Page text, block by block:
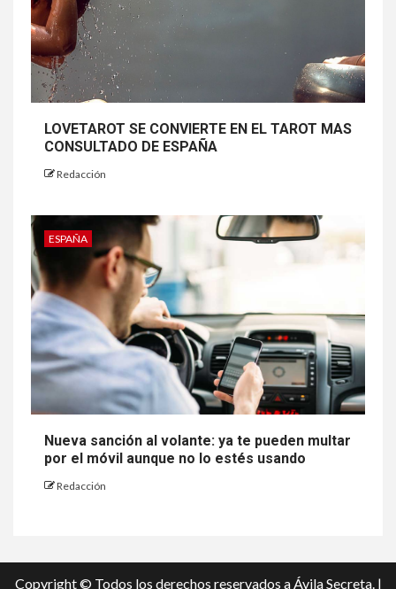
LOVETAROT SE CONVIERTE EN EL TAROT MAS
CONSULTADO DE ESPAÑA
Redacción
ESPAÑA
Nueva sanción al volante: ya te pueden multar
por el móvil aunque no lo estés usando
Redacción
Copyright © Todos los derechos reservados a Ávila Secreta. |